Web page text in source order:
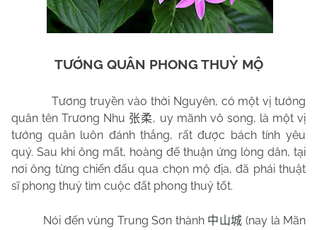
TƯỚNG QUÂN PHONG THUỶ MỘ
Tương truyền vào thời Nguyên, có một vị tướng
quân tên Trương Nhu 张柔, uy mãnh vô song, là một vị
tướng quân luôn đánh thắng, rất được bách tính yêu
quý. Sau khi ông mất, hoàng đế thuận ứng lòng dân, tại
nơi ông từng chiến đấu qua chọn mộ địa, đã phái thuật
sĩ phong thuỷ tìm cuộc đất phong thuỷ tốt.
Nói đến vùng Trung Sơn thành 中山城 (nay là Mãn